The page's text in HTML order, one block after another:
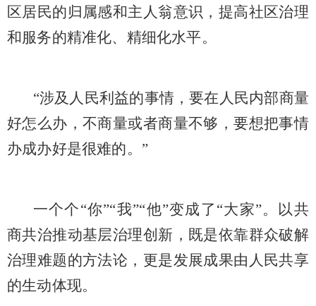
区居民的归属感和主人翁意识，提高社区治理
和服务的精准化、精细化水平。
“涉及人民利益的事情，要在人民内部商量
好怎么办，不商量或者商量不够，要想把事情
办成办好是很难的。”
一个个“你”“我”“他”变成了“大家”。以共
商共治推动基层治理创新，既是依靠群众破解
治理难题的方法论，更是发展成果由人民共享
的生动体现。